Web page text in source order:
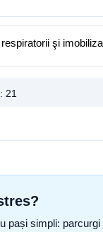
şi
21
pași simpli: